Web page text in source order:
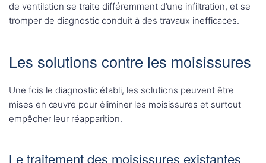
de ventilation se traite différemment d’une infiltration, et se
tromper de diagnostic conduit à des travaux inefficaces.
Les solutions contre les moisissures
Une fois le diagnostic établi, les solutions peuvent être
mises en œuvre pour éliminer les moisissures et surtout
empêcher leur réapparition.
Le traitement des moisissures existantes